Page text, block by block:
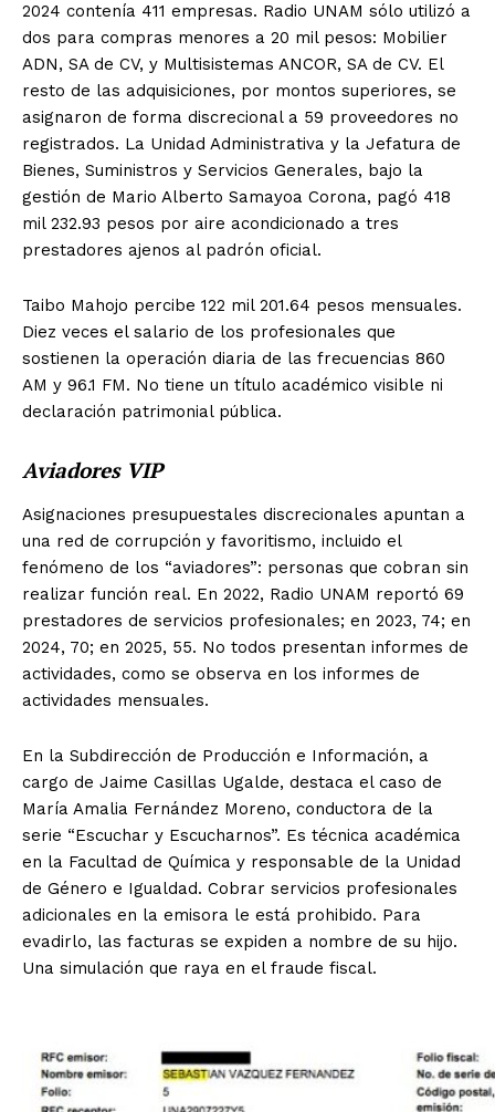
2024 contenía 411 empresas. Radio UNAM sólo utilizó a
dos para compras menores a 20 mil pesos: Mobilier
ADN, SA de CV, y Multisistemas ANCOR, SA de CV. El
resto de las adquisiciones, por montos superiores, se
asignaron de forma discrecional a 59 proveedores no
registrados. La Unidad Administrativa y la Jefatura de
Bienes, Suministros y Servicios Generales, bajo la
gestión de Mario Alberto Samayoa Corona, pagó 418
mil 232.93 pesos por aire acondicionado a tres
prestadores ajenos al padrón oficial.
Taibo Mahojo percibe 122 mil 201.64 pesos mensuales.
Diez veces el salario de los profesionales que
sostienen la operación diaria de las frecuencias 860
AM y 96.1 FM. No tiene un título académico visible ni
declaración patrimonial pública.
Aviadores VIP
Asignaciones presupuestales discrecionales apuntan a
una red de corrupción y favoritismo, incluido el
fenómeno de los “aviadores”: personas que cobran sin
realizar función real. En 2022, Radio UNAM reportó 69
prestadores de servicios profesionales; en 2023, 74; en
2024, 70; en 2025, 55. No todos presentan informes de
actividades, como se observa en los informes de
actividades mensuales.
En la Subdirección de Producción e Información, a
cargo de Jaime Casillas Ugalde, destaca el caso de
María Amalia Fernández Moreno, conductora de la
serie “Escuchar y Escucharnos”. Es técnica académica
en la Facultad de Química y responsable de la Unidad
de Género e Igualdad. Cobrar servicios profesionales
adicionales en la emisora le está prohibido. Para
evadirlo, las facturas se expiden a nombre de su hijo.
Una simulación que raya en el fraude fiscal.